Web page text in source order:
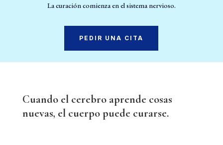
La curación comienza en el sistema nervioso.
PEDIR UNA CITA
Cuando el cerebro aprende cosas
nuevas, el cuerpo puede curarse.